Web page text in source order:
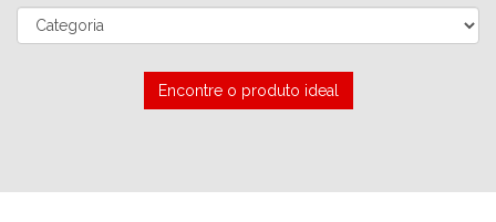
Encontre o produto ideal